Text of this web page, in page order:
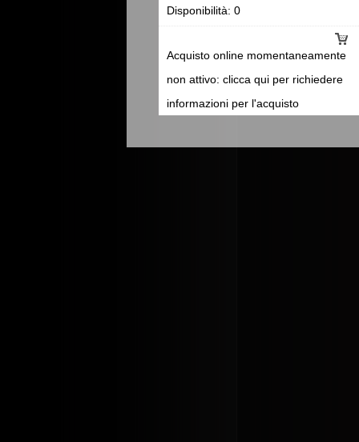
Acquisto online momentaneamente
non attivo: clicca qui per richiedere
informazioni per l'acquisto
Disponibilità: 0